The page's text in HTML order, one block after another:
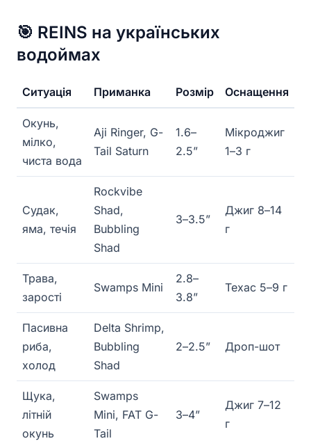
🎯 REINS на українських
водоймах
Ситуація Приманка Розмір Оснащення
Окунь,
мілко,
чиста вода
Aji Ringer, G-
Tail Saturn
1.6–
2.5”
Мікроджиг
1–3 г
Судак,
яма, течія
Rockvibe
Shad,
Bubbling
Shad
3–3.5”
Джиг 8–14
г
Трава,
зарості
Swamps Mini
2.8–
3.8”
Техас 5–9 г
Пасивна
риба,
холод
Delta Shrimp,
Bubbling
Shad
2–2.5” Дроп-шот
Щука,
літній
окунь
Swamps
Mini, FAT G-
Tail
3–4”
Джиг 7–12
г